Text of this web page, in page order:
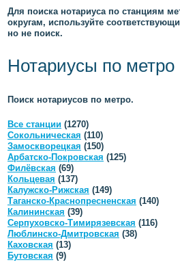
Для поиска нотариуса по станциям
округам, используйте
но не поиск.
Нотариусы по метро
Поиск нотариусов по метро.
Все станции (1270)
Сокольническая (110)
Замоскворецкая (150)
Арбатско-Покровская (125)
Филёвская (69)
Кольцевая (137)
Калужско-Рижская (149)
Таганско-Краснопресненская (140)
Калининская (39)
Серпуховско-Тимирязевская (116)
Люблинско-Дмитровская (38)
Каховская (13)
Бутовская (9)